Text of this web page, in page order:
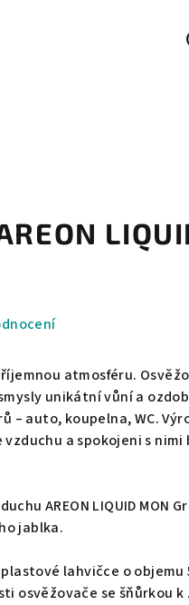
atmosféru.
unikátní vůní a
– auto, koupelna, WC.
a spokojeni s nimi
AREON LIQUID MON
jablka.
lahvičce o objemu
osvěžovače se šňůrkou k